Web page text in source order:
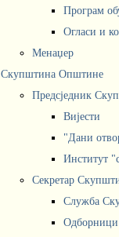
Програм
Огласи и
Менаџер
Скупштина Општине
Предсједник
Вијести
"Дани
Институт
Секретар
Служба
Одборници